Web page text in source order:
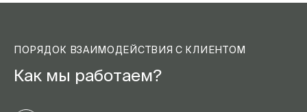
ПОРЯДОК ВЗАИМОДЕЙСТВИЯ С КЛИЕНТОМ
Как мы работаем?